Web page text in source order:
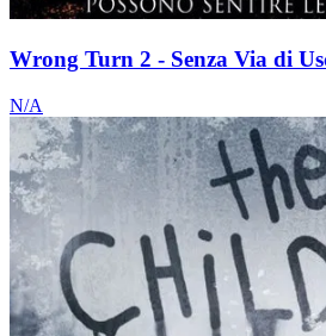
Wrong Turn 2 - Senza Via di
N/A